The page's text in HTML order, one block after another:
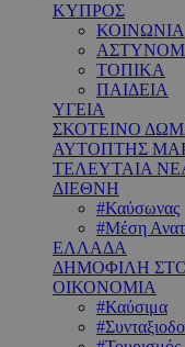
ΚΥΠΡΟΣ
ΚΟΙΝΩΝΙΑ
ΤΟΠΙΚΑ
ΠΑΙΔΕΙΑ
ΥΓΕΙΑ
ΣΚΟΤΕΙΝΟ
ΑΥΤΟΠΤΗΣ
ΤΕΛΕΥΤΑΙΑ
ΔΙΕΘΝΗ
#Καύσωνας
#Μέση
ΕΛΛΑΔΑ
ΔΗΜΟΦΙΛΗ ΣΤΟ
ΟΙΚΟΝΟΜΙΑ
#Καύσιμα